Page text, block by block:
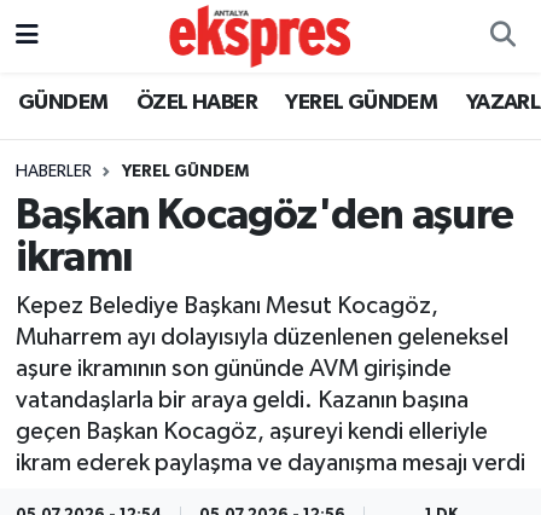
GÜNDEM ÖZEL HABER YEREL GÜNDEM
HABERLER YEREL GÜNDEM
Başkan Kocagöz'den aşure
ikramı
Kepez Belediye Başkanı Mesut Kocagöz,
Muharrem ayı dolayısıyla düzenlenen geleneksel
aşure ikramının son gününde AVM girişinde
vatandaşlarla bir araya geldi. Kazanın başına
geçen Başkan Kocagöz, aşureyi kendi elleriyle
ikram ederek paylaşma ve dayanışma mesajı verdi
ÖZEL HABER
YEREL GÜNDEM
EKONOMİ
KÜLTÜR - SANAT
SPOR
SİYASET
Nöbetçi Eczaneler
Trafik Durumu
Süper Lig Puan Durumu ve Fikstür
Tüm Manşetler
Son Dakika Haberleri
Haber Arşivi